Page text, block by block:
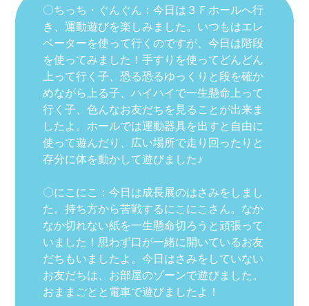
〇ちっち・ぐんぐん：今日は３Ｆホールへ行
き、運動遊びを楽しみました。いつもはエレ
ベーターを使って行くのですが、今日は階段
を使ってみました！手すりを使ってどんどん
上って行く子、恐る恐るゆっくりと段を確か
めながら上る子、ハイハイで一生懸命上って
行く子、色んなお友だちを見ることが出来ま
したよ。ホールでは運動器具を出すと自由に
使って遊んだり、広い場所で走り回ったりと
存分に体を動かして遊びました♪
〇にこにこ：今日は成長展のはさみをしまし
た。持ち方から苦戦するにこにこさん。なか
なか切れない紙を一生懸命切ろうと頑張って
いました！思わず口が一緒に開いているお友
だちもいましたよ。今日はさみをしていない
お友だちは、お部屋のゾーンで遊びました。
おままごとと電車で遊びましたよ！